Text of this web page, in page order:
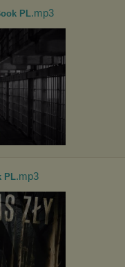
PL.mp3
PL.mp3